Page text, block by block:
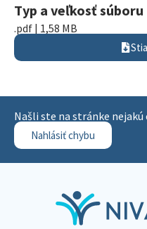
Typ a veľkosť súboru
.pdf | 1,58 MB
Našli ste na stránke nejakú
Nahlásiť chybu